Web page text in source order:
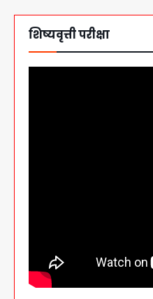
शिष्यवृत्ती परीक्षा